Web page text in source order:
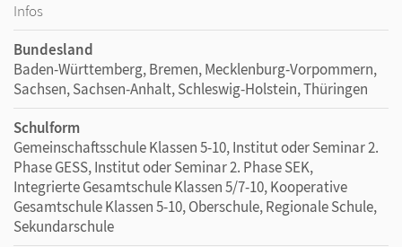
Infos
Bundesland
Baden-Württemberg, Bremen, Mecklenburg-Vorpommern,
Sachsen, Sachsen-Anhalt, Schleswig-Holstein, Thüringen
Schulform
Gemeinschaftsschule Klassen 5-10, Institut oder Seminar 2.
Phase GESS, Institut oder Seminar 2. Phase SEK,
Integrierte Gesamtschule Klassen 5/7-10, Kooperative
Gesamtschule Klassen 5-10, Oberschule, Regionale Schule,
Sekundarschule